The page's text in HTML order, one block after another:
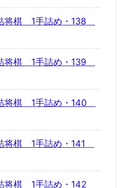
将棋 1手詰め・138
将棋 1手詰め・139
将棋 1手詰め・140
将棋 1手詰め・141
将棋 1手詰め・142